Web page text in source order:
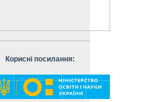
Корисні посилання: